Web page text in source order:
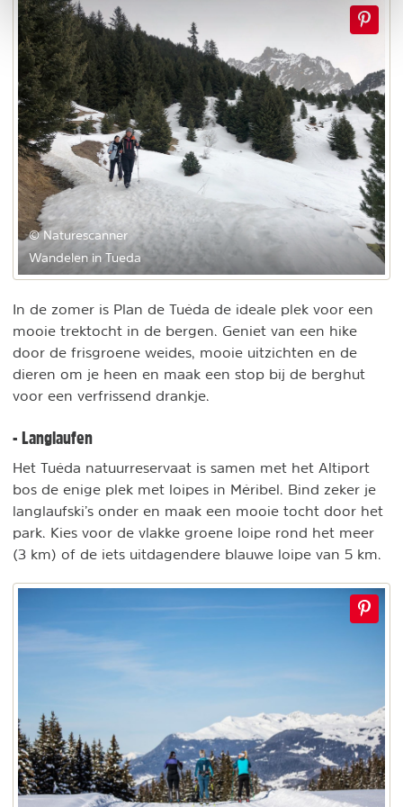
© Naturescanner
Wandelen in Tueda
In de zomer is Plan de Tuéda de ideale plek voor een
mooie trektocht in de bergen. Geniet van een hike
door de frisgroene weides, mooie uitzichten en de
dieren om je heen en maak een stop bij de berghut
voor een verfrissend drankje.
- Langlaufen
Het Tuéda natuurreservaat is samen met het Altiport
bos de enige plek met loipes in Méribel. Bind zeker je
langlaufski’s onder en maak een mooie tocht door het
park. Kies voor de vlakke groene loipe rond het meer
(3 km) of de iets uitdagendere blauwe loipe van 5 km.